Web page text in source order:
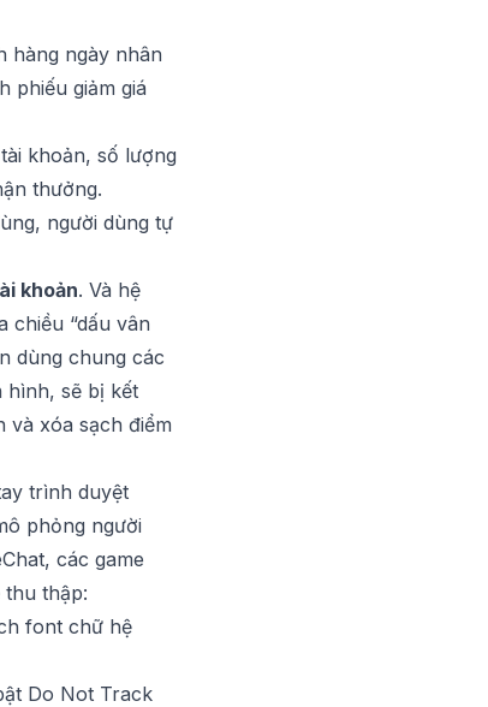
hàng ngày nhân
phiếu giảm giá
khoản, số lượng
thưởng.
người dùng tự
khoản. Và hệ
chiều “dấu vân
dùng chung các
hình, sẽ bị kết
và xóa sạch điểm
trình duyệt
phỏng người
các game
thập:
font chữ hệ
Do Not Track